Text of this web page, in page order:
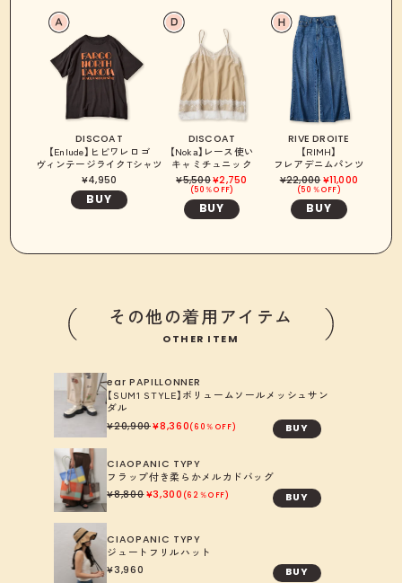
DISCOAT
【Enlude】ヒビワレロゴ
ヴィンテージライクTシャツ
4,950
BUY
DISCOAT
【Noka】レース使い
キャミチュニック
5,500 2,750
50％OFF
BUY
RIVE DROITE
【RIMH】
フレアデニムパンツ
22,000 11,000
50％OFF
BUY
その他の着用アイテム
OTHER ITEM
ear PAPILLONNER
【SUM1 STYLE】ボリュームソールメッシュサン
ダル
20,900 8,360 60％OFF BUY
CIAOPANIC TYPY
フラップ付き柔らかメルカドバッグ
8,800 3,300 62％OFF BUY
CIAOPANIC TYPY
ジュートフリルハット
3,960 BUY